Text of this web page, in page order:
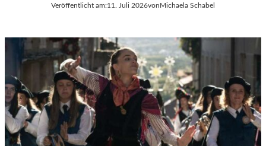
Veröffentlicht am:11. Juli 2026vonMichaela Schabel